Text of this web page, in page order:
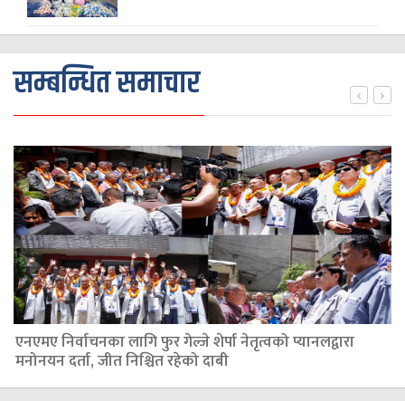
सम्बन्धित समाचार
एनएमए निर्वाचनका लागि फुर गेल्जे शेर्पा नेतृत्वको प्यानलद्वारा
मनोनयन दर्ता, जीत निश्चित रहेको दाबी